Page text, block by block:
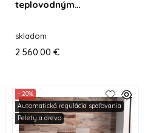
teplovodným
skladom
2 560.00 €
- 20%
Automatická regulácia spaľovania
Pelety a drevo